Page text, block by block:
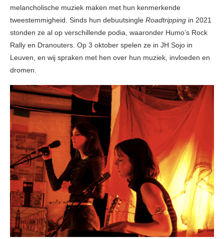
melancholische muziek maken met hun kenmerkende
tweestemmigheid. Sinds hun debuutsingle Roadtripping in 2021
stonden ze al op verschillende podia, waaronder Humo’s Rock
Rally en Dranouters. Op 3 oktober spelen ze in JH Sojo in
Leuven, en wij spraken met hen over hun muziek, invloeden en
dromen.